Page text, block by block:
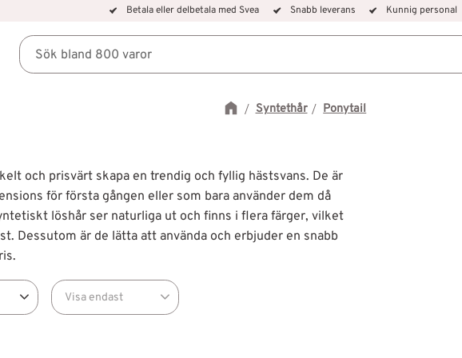
Betala eller delbetala med Svea Snabb leverans Kunnig personal
Syntethår Ponytail
och prisvärt skapa en trendig och fyllig hästsvans. De är
för första gången eller som bara använder dem då
löshår ser naturliga ut och finns i flera färger, vilket
Dessutom är de lätta att använda och erbjuder en snabb
Visa endast